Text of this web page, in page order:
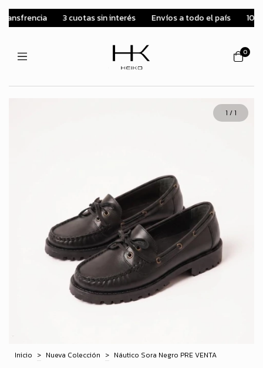
3 cuotas sin interés Envíos a todo el país 10%
0
1 /1
Inicio > Nueva Colección > Náutico Sora Negro PRE VENTA